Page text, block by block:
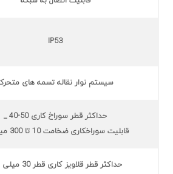
IP53
سیستم نوار نقاله تسمه های
حداکثر قطر سوراخ کاری 50-40 _
قابلیت سوراخکاری ضخامت 10 تا 300 میلیمتر
حداکثر قطر قلاویز کاری قطر 30 میلی متر